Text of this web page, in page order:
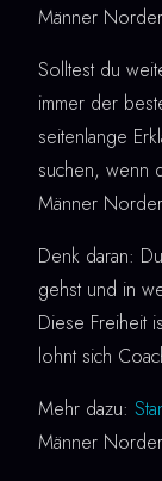
Männer
Solltest du
immer der
seitenlange
suchen, wenn
Männer
Denk daran:
gehst und in
Diese Freiheit
lohnt sich
Mehr dazu:
Männer